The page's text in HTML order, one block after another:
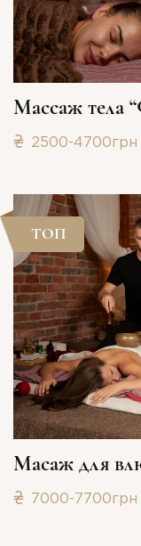
Массаж тела
2500-4700грн
ТОП
Масаж для
7000-7700грн